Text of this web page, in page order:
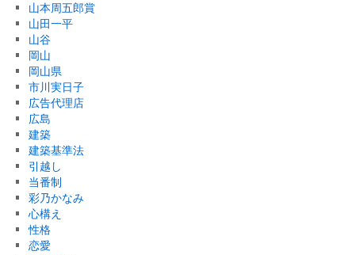
山本周五郎賞
山田一平
山谷
岡山
岡山県
市川実日子
広告代理店
広島
建築
建築基準法
引越し
当番制
彩乃かなみ
心構え
性格
恋愛